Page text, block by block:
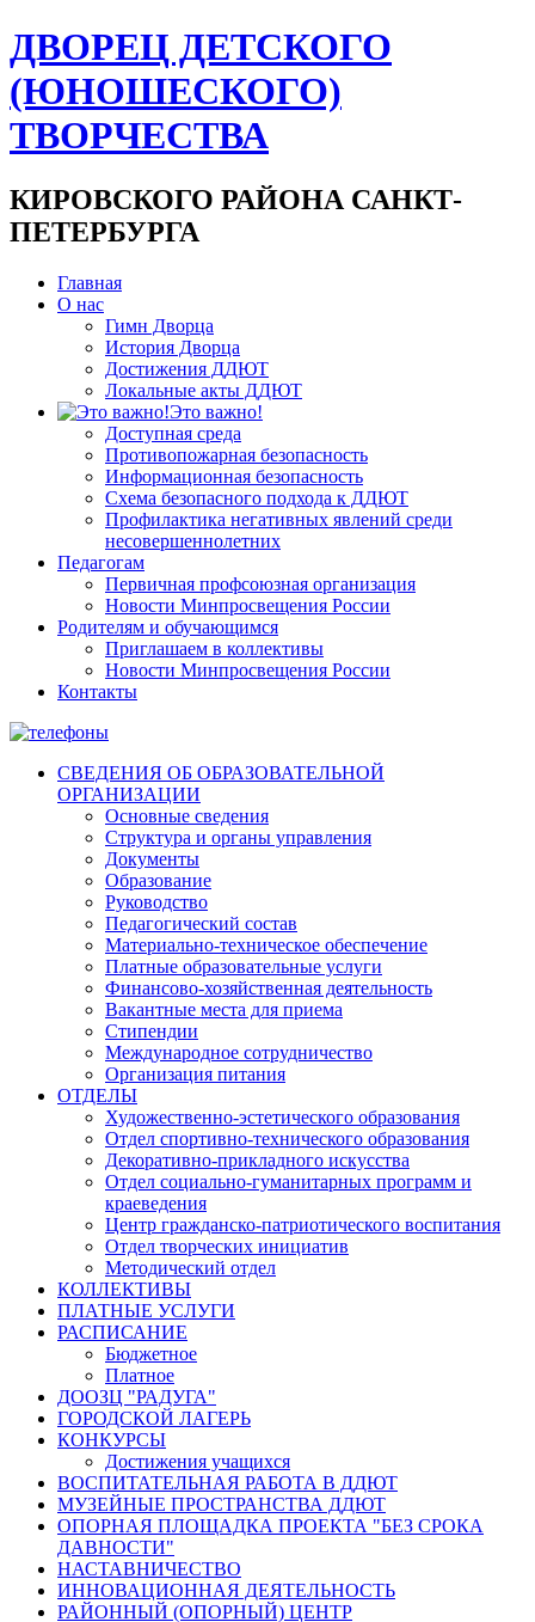
ДВОРЕЦ ДЕТСКОГО
(ЮНОШЕСКОГО)
ТВОРЧЕСТВА
КИРОВСКОГО РАЙОНА САНКТ-
ПЕТЕРБУРГА
Главная
О нас
Гимн Дворца
История Дворца
Достижения ДДЮТ
Локальные акты ДДЮТ
Это важно!
Доступная среда
Противопожарная безопасность
Информационная безопасность
Схема безопасного подхода к ДДЮТ
Профилактика негативных явлений среди
несовершеннолетних
Педагогам
Первичная профсоюзная организация
Новости Минпросвещения России
Родителям и обучающимся
Приглашаем в коллективы
Новости Минпросвещения России
Контакты
СВЕДЕНИЯ ОБ ОБРАЗОВАТЕЛЬНОЙ
ОРГАНИЗАЦИИ
Основные сведения
Структура и органы управления
Документы
Образование
Руководство
Педагогический состав
Материально-техническое обеспечение
Платные образовательные услуги
Финансово-хозяйственная деятельность
Вакантные места для приема
Стипендии
Международное сотрудничество
Организация питания
ОТДЕЛЫ
Художественно-эстетического образования
Отдел спортивно-технического образования
Декоративно-прикладного искусства
Отдел социально-гуманитарных программ и
краеведения
Центр гражданско-патриотического воспитания
Отдел творческих инициатив
Методический отдел
КОЛЛЕКТИВЫ
ПЛАТНЫЕ УСЛУГИ
РАСПИСАНИЕ
Бюджетное
Платное
ДООЗЦ "РАДУГА"
ГОРОДСКОЙ ЛАГЕРЬ
КОНКУРСЫ
Достижения учащихся
ВОСПИТАТЕЛЬНАЯ РАБОТА В ДДЮТ
МУЗЕЙНЫЕ ПРОСТРАНСТВА ДДЮТ
ОПОРНАЯ ПЛОЩАДКА ПРОЕКТА "БЕЗ СРОКА
ДАВНОСТИ"
НАСТАВНИЧЕСТВО
ИННОВАЦИОННАЯ ДЕЯТЕЛЬНОСТЬ
РАЙОННЫЙ (ОПОРНЫЙ) ЦЕНТР